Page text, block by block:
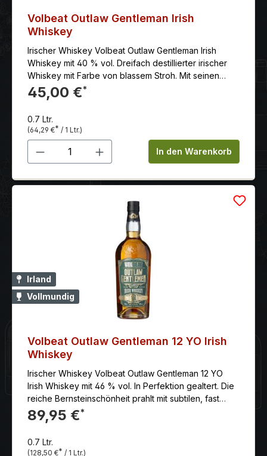
Volbeat Outlaw Gentleman Irish
Whiskey
Irischer Whiskey Volbeat Outlaw Gentleman Irish
Whiskey mit 40 % vol. Dreifach destillierter irischer
Whiskey mit Farbe von blassem Stroh. Mit seinen
frischen Aromen von Vanille und Toffee trifft er den
Gaumen mit einer perfekten Mischung aus Süße und
Andeutungen von knusprigen Äpfeln und
Zitrusschalen hinterlassen ein sauberes, wärmendes
Finish
45,00 €*
0.7 Ltr.
(64,29 €* / 1 Ltr.)
Produkt Anzahl: Gib denIn den Warenkorb
Irland
Vollmundig
Volbeat Outlaw Gentleman 12 YO Irish
Whiskey
Irischer Whiskey Volbeat Outlaw Gentleman 12 YO
Irish Whiskey mit 46 % vol. In Perfektion gealtert. Die
reiche Bernsteinschönheit prahlt mit subtilen, fast
schon purpurnen Untertönen und einer Nase, die
einer Rockoper aus Trockenfrüchten gleicht. Die
von Feigen auf die Bühne, gefolgt von saftigen
89,95 €*
0.7 Ltr.
(128,50 €* / 1 Ltr.)